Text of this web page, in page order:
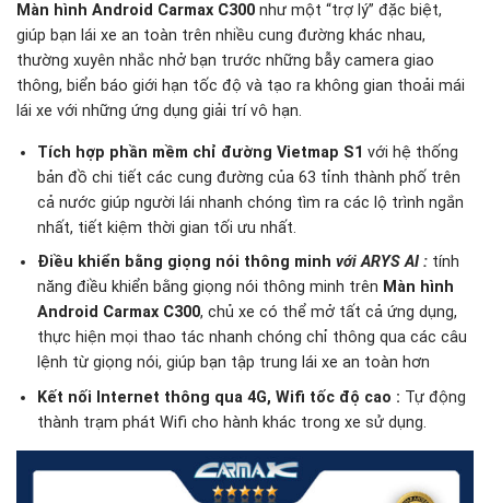
Màn hình Android Carmax C300 như một “trợ lý” đặc biệt,
giúp bạn lái xe an toàn trên nhiều cung đường khác nhau,
thường xuyên nhắc nhở bạn trước những bẫy camera giao
thông, biển báo giới hạn tốc độ và tạo ra không gian thoải mái
lái xe với những ứng dụng giải trí vô hạn.
Tích hợp phần mềm chỉ đường Vietmap S1 với hệ thống
bản đồ chi tiết các cung đường của 63 tỉnh thành phố trên
cả nước giúp người lái nhanh chóng tìm ra các lộ trình ngắn
nhất, tiết kiệm thời gian tối ưu nhất.
Điều khiển bằng giọng nói thông minh với ARYS AI : tính
năng điều khiển bằng giọng nói thông minh trên Màn hình
Android Carmax C300, chủ xe có thể mở tất cả ứng dụng,
thực hiện mọi thao tác nhanh chóng chỉ thông qua các câu
lệnh từ giọng nói, giúp bạn tập trung lái xe an toàn hơn
Kết nối Internet thông qua 4G, Wifi tốc độ cao : Tự động
thành trạm phát Wifi cho hành khác trong xe sử dụng.